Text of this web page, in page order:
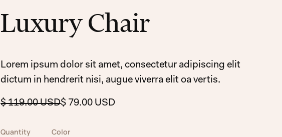
Luxury Chair
Lorem ipsum dolor sit amet, consectetur adipiscing elit
dictum in hendrerit nisi, augue viverra elit oa vertis.
$ 119.00 USD$ 79.00 USD
Quantity Color